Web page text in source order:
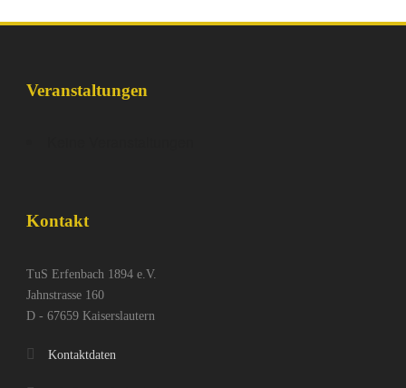
Veranstaltungen
Kontakt
TuS Erfenbach 1894 e.V.
Jahnstrasse 160
D - 67659 Kaiserslautern
Kontaktdaten